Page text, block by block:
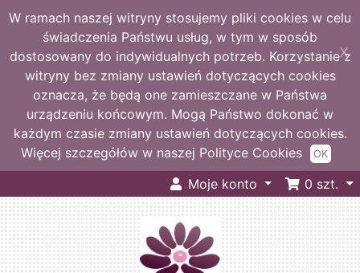
W ramach naszej witryny stosujemy pliki cookies w celu
świadczenia Państwu usług, w tym w sposób
dostosowany do indywidualnych potrzeb. Korzystanie z
witryny bez zmiany ustawień dotyczących cookies
oznacza, że będą one zamieszczane w Państwa
urządzeniu końcowym. Mogą Państwo dokonać w
każdym czasie zmiany ustawień dotyczących cookies.
Więcej szczegółów w naszej Polityce Cookies
X
OK
Moje konto 0 szt.